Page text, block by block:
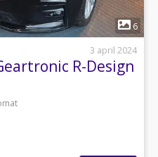
6
3 april 2024
R-Design